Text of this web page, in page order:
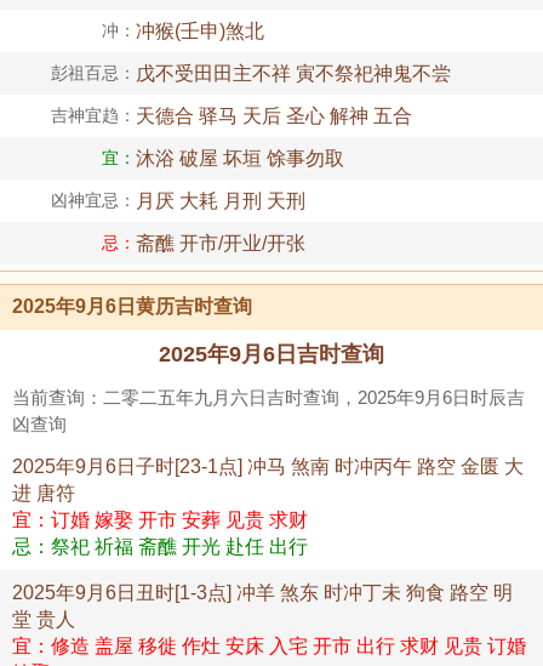
冲： 冲猴(壬申)煞北
彭祖百忌： 戊不受田田主不祥 寅不祭祀神鬼不尝
吉神宜趋： 天德合 驿马 天后 圣心 解神 五合
宜： 沐浴 破屋 坏垣 馀事勿取
凶神宜忌： 月厌 大耗 月刑 天刑
忌： 斋醮 开市/开业/开张
2025年9月6日黄历吉时查询
2025年9月6日吉时查询
当前查询：二零二五年九月六日吉时查询，2025年9月6日时辰吉
凶查询
2025年9月6日子时[23-1点] 冲马 煞南 时冲丙午 路空 金匮 大
进 唐符
宜：订婚 嫁娶 开市 安葬 见贵 求财
忌：祭祀 祈福 斋醮 开光 赴任 出行
2025年9月6日丑时[1-3点] 冲羊 煞东 时冲丁未 狗食 路空 明
堂 贵人
宜：修造 盖屋 移徙 作灶 安床 入宅 开市 出行 求财 见贵 订婚